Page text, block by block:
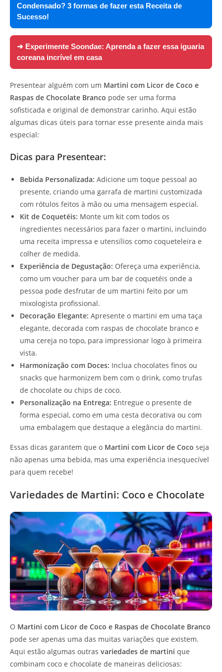
Condensado? 3 formas de fazer esta Receita de
Sucesso!
➜ Experimente Soondae: Aprenda a fazer essa iguaria
coreana incrível em casa
Presentear alguém com um Martini com Licor de Coco e
Raspas de Chocolate Branco pode ser uma forma
sofisticada e original de demonstrar carinho. Aqui estão
algumas dicas úteis para tornar esse presente ainda mais
especial:
Dicas para Presentear:
Bebida Personalizada: Adicione um toque pessoal ao
presente, criando uma garrafa de martini customizada
com rótulos feitos à mão ou uma mensagem especial.
Kit de Coquetéis: Monte um kit com todos os
ingredientes necessários para fazer o martini, incluindo
uma receita impressa e utensílios como coqueteleira e
colher de medida.
Experiência de Degustação: Ofereça uma experiência,
como um voucher para um bar de coquetéis onde a
pessoa pode desfrutar de um martini feito por um
mixologista profissional.
Decoração Elegante: Apresente o martini em uma taça
elegante, decorada com raspas de chocolate branco e
uma cereja no topo, para impressionar logo à primeira
vista.
Harmonização com Doces: Inclua chocolates finos ou
snacks que harmonizem bem com o drink, como trufas
de chocolate ou chips de coco.
Personalização na Entrega: Entregue o presente de
forma especial, como em uma cesta decorativa ou com
uma embalagem que destaque a elegância do martini.
Essas dicas garantem que o Martini com Licor de Coco seja
não apenas uma bebida, mas uma experiência inesquecível
para quem recebe!
Variedades de Martini: Coco e Chocolate
O Martini com Licor de Coco e Raspas de Chocolate Branco
pode ser apenas uma das muitas variações que existem.
Aqui estão algumas outras variedades de martini que
combinam coco e chocolate de maneiras deliciosas: